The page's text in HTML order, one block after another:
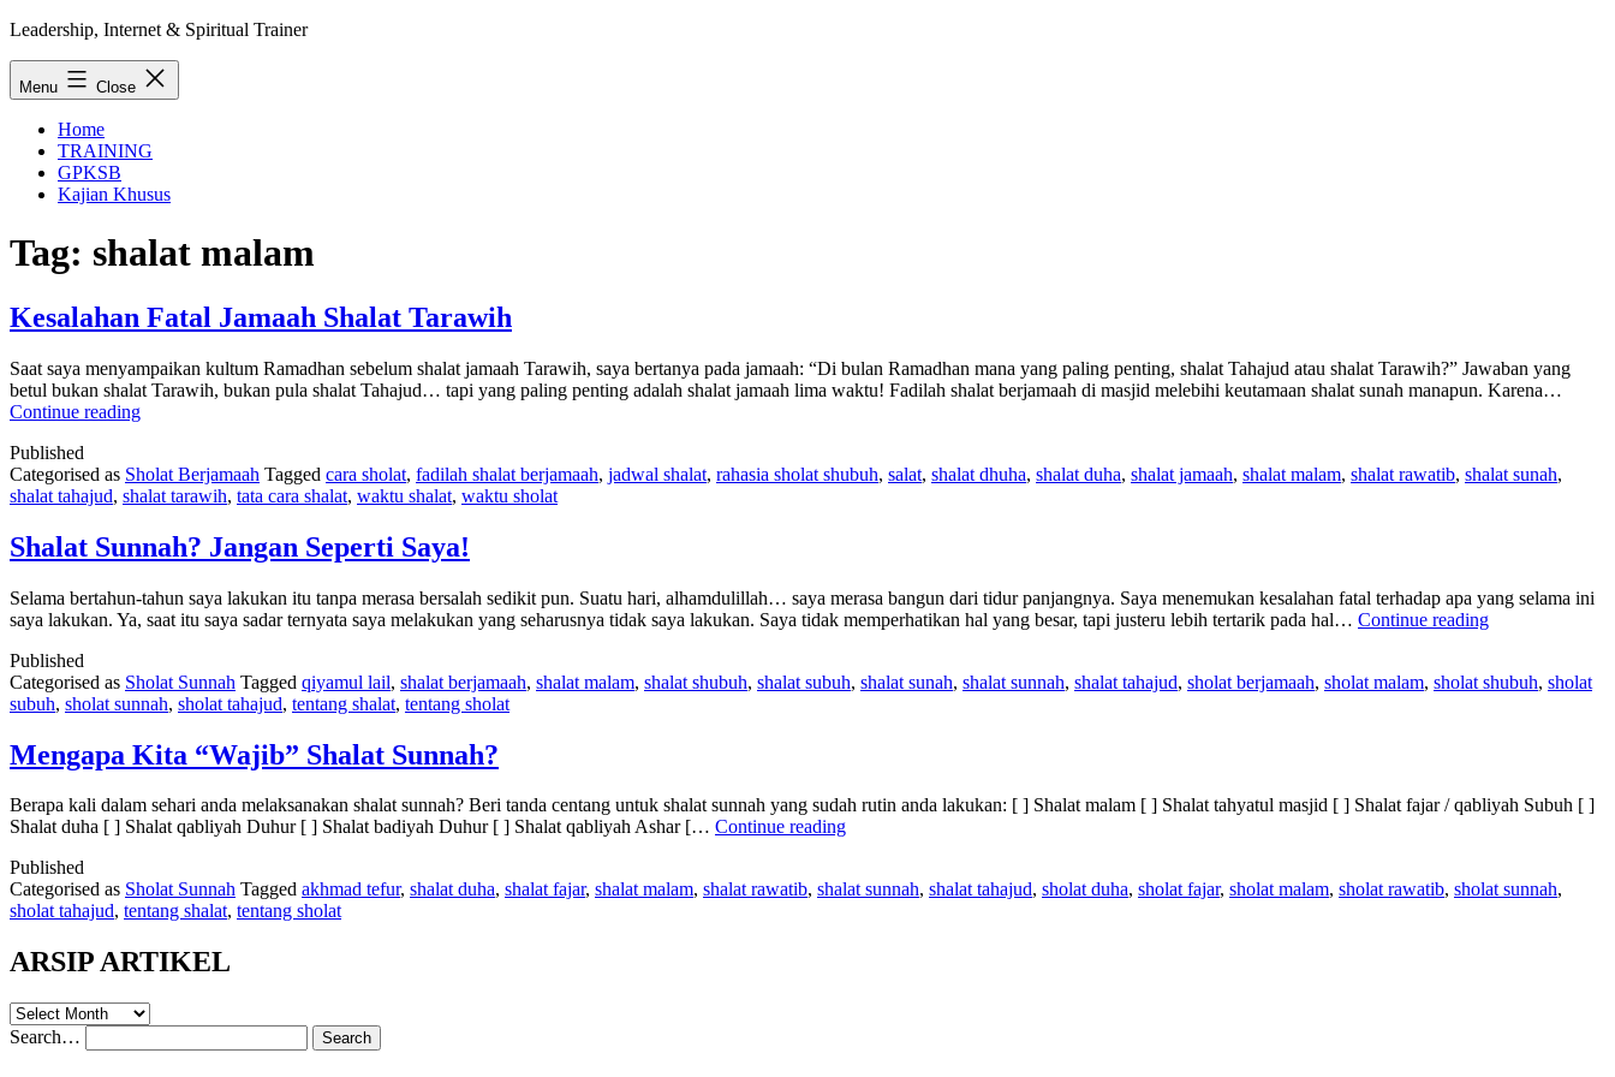
Skip
Leadership, Internet & Spiritual Trainer
Menu Close
Home
TRAINING
GPKSB
Kajian Khusus
Tag: shalat malam
Kesalahan Fatal Jamaah Shalat Tarawih
Saat saya menyampaikan kultum Ramadhan sebelum shalat jamaah Tarawih, saya bertanya pada jamaah: “Di bulan Ramadhan mana yang paling penting, shalat Tahajud atau shalat Tarawih?” Jawaban yang
betul bukan shalat Tarawih, bukan pula shalat Tahajud… tapi yang paling penting adalah shalat jamaah lima waktu! Fadilah shalat berjamaah di masjid melebihi keutamaan shalat sunah manapun. Karena…
Continue readingKesalahan
Shalat
Tarawih
Published
Categorised as Sholat Berjamaah Tagged cara sholat, fadilah shalat berjamaah, jadwal shalat, rahasia sholat shubuh, salat, shalat dhuha, shalat duha, shalat jamaah, shalat malam, shalat rawatib, shalat sunah,
shalat tahajud, shalat tarawih, tata cara shalat, waktu shalat, waktu sholat
Shalat Sunnah? Jangan Seperti Saya!
Selama bertahun-tahun saya lakukan itu tanpa merasa bersalah sedikit pun. Suatu hari, alhamdulillah… saya merasa bangun dari tidur panjangnya. Saya menemukan kesalahan fatal terhadap apa yang selama ini
saya lakukan. Ya, saat itu saya sadar ternyata saya melakukan yang seharusnya tidak saya lakukan. Saya tidak memperhatikan hal yang besar, tapi justeru lebih tertarik pada hal… Continue readingShalat
Seperti
Published
Categorised as Sholat Sunnah Tagged qiyamul lail, shalat berjamaah, shalat malam, shalat shubuh, shalat subuh, shalat sunah, shalat sunnah, shalat tahajud, sholat berjamaah, sholat malam, sholat shubuh, sholat
subuh, sholat sunnah, sholat tahajud, tentang shalat, tentang sholat
Mengapa Kita “Wajib” Shalat Sunnah?
Berapa kali dalam sehari anda melaksanakan shalat sunnah? Beri tanda centang untuk shalat sunnah yang sudah rutin anda lakukan: [ ] Shalat malam [ ] Shalat tahyatul masjid [ ] Shalat fajar / qabliyah Subuh [ ]
Shalat duha [ ] Shalat qabliyah Duhur [ ] Shalat badiyah Duhur [ ] Shalat qabliyah Ashar [… Continue readingMengapa
Shalat
Published
Categorised as Sholat Sunnah Tagged akhmad tefur, shalat duha, shalat fajar, shalat malam, shalat rawatib, shalat sunnah, shalat tahajud, sholat duha, sholat fajar, sholat malam, sholat rawatib, sholat sunnah,
sholat tahajud, tentang shalat, tentang sholat
ARSIP ARTIKEL
ARSIP
ARTIKEL
Search…